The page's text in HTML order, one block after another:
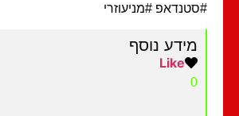
#מניעוזרי
מידע נוסף